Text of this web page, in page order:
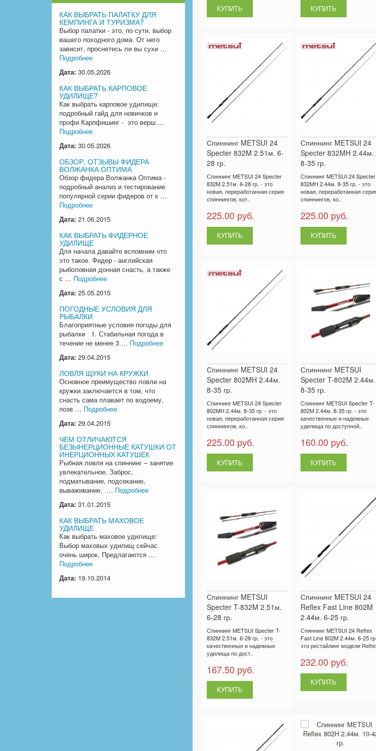
КАК ВЫБРАТЬ ПАЛАТКУ ДЛЯ
КЕМПИНГА И ТУРИЗМА?
Выбор палатки - это, по сути, выбор
вашего походного дома. От него
зависит, проснетесь ли вы сухи …
Подробнее
Дата: 30.05.2026
КАК ВЫБРАТЬ КАРПОВОЕ
УДИЛИЩЕ?
Как выбрать карповое удилище:
подробный гайд для новичков и
профи Карпфишинг - это верш …
Подробнее
Дата: 30.05.2026
ОБЗОР, ОТЗЫВЫ ФИДЕРА
ВОЛЖАНКА ОПТИМА
Обзор фидера Волжанка Оптима -
подробный анализ и тестирование
популярной серии фидеров от к …
Подробнее
Дата: 21.06.2015
КАК ВЫБРАТЬ ФИДЕРНОЕ
УДИЛИЩЕ
Для начала давайте вспомним что
это такое. Фидер - английская
рыболовная донная снасть, а также
с … Подробнее
Дата: 25.05.2015
ПОГОДНЫЕ УСЛОВИЯ ДЛЯ
РЫБАЛКИ
Благоприятные условия погоды для
рыбалки 1. Стабильная погода в
течение не менее 3 … Подробнее
Дата: 29.04.2015
ЛОВЛЯ ЩУКИ НА КРУЖКИ
Основное преимущество ловли на
кружки заключается в том, что
снасть сама плавает по водоему,
позв … Подробнее
Дата: 29.04.2015
ЧЕМ ОТЛИЧАЮТСЯ
БЕЗЫНЕРЦИОННЫЕ КАТУШКИ ОТ
ИНЕРЦИОННЫХ КАТУШЕК
Рыбная ловля на спиннинг – занятие
увлекательное. Заброс,
подматывание, подсекание,
вываживание, … Подробнее
Дата: 31.01.2015
КАК ВЫБРАТЬ МАХОВОЕ
УДИЛИЩЕ
Как выбрать маховое удилище:
Выбор маховых удилищ сейчас
очень широк. Предлагаются …
Подробнее
Дата: 19.10.2014
Спиннинг METSUI 24
Specter 832M 2.51м. 6-
28 гр.
Спиннинг METSUI 24 Specter
832M 2.51м. 6-28 гр. - это
новая, переработанная серия
спиннингов, кот..
225.00 руб.
Спиннинг METSUI 24
Specter 832MH 2.44м.
8-35 гр.
Спиннинг METSUI 24 Specter
832MH 2.44м. 8-35 гр. - это
новая, переработанная
спиннингов, ко..
225.00 руб.
Спиннинг METSUI 24
Specter 802MH 2.44м.
8-35 гр.
Спиннинг METSUI 24 Specter
802MH 2.44м. 8-35 гр. - это
новая, переработанная серия
спиннингов, ко..
225.00 руб.
Спиннинг METSUI
Specter T-802M 2.44м.
8-35 гр.
Спиннинг METSUI Specter T-
802M 2.44м. 8-35 гр. - это
качественные и надежные
удилища по доступной..
160.00 руб.
Спиннинг METSUI
Specter T-832M 2.51м.
6-28 гр.
Спиннинг METSUI Specter T-
832M 2.51м. 6-28 гр. - это
качественные и надежные
удилища по дост..
167.50 руб.
Спиннинг METSUI 24
Reflex Fast Line 802M
2.44м. 6-25 гр.
Спиннинг METSUI 24 Reflex
Fast Line 802M 2.44м. 6-25
это рестайлинг модели
232.00 руб.